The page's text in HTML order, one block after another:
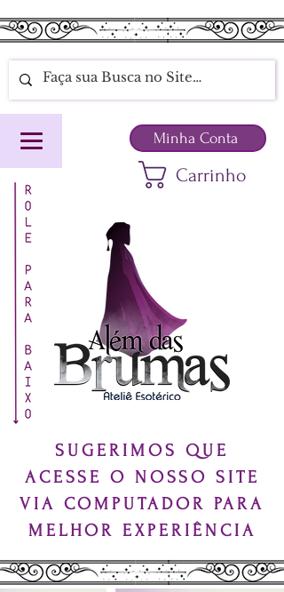
SUGERIMOS QUE
ACESSE O NOSSO SITE
VIA COMPUTADOR PARA
MELHOR EXPERIÊNCIA
Carrinho
Minha Conta